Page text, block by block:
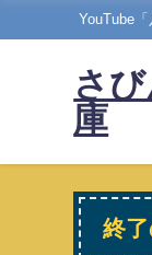
YouTube
さ
庫
終